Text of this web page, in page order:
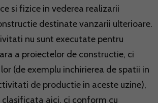
si fizice in vederea realizarii
destinate vanzarii ulterioare.
nu sunt executate pentru
a proiectelor de constructie, ci
(de exemplu inchirierea de spatii in
de productie in aceste uzine),
aici, ci conform cu